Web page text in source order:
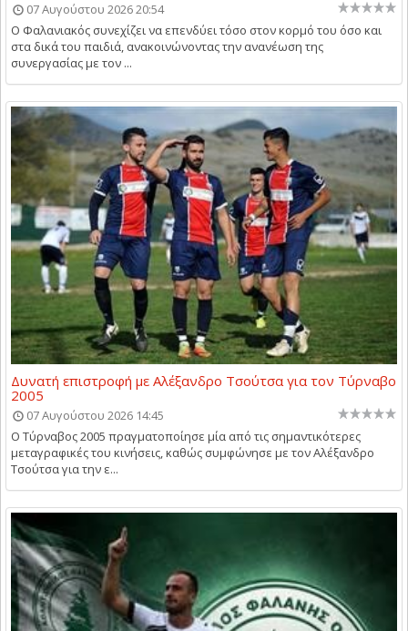
07 Αυγούστου 2026 20:54
Ο Φαλανιακός συνεχίζει να επενδύει τόσο στον κορμό του όσο και
στα δικά του παιδιά, ανακοινώνοντας την ανανέωση της
συνεργασίας με τον ...
Δυνατή επιστροφή με Αλέξανδρο Τσούτσα για τον Τύρναβο
2005
07 Αυγούστου 2026 14:45
Ο Τύρναβος 2005 πραγματοποίησε μία από τις σημαντικότερες
μεταγραφικές του κινήσεις, καθώς συμφώνησε με τον Αλέξανδρο
Τσούτσα για την ε...